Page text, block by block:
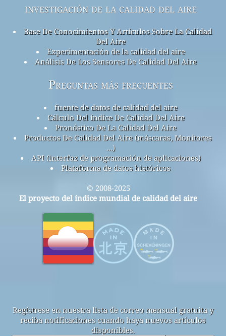
investigación de la calidad del aire
Base De Conocimientos Y Artículos Sobre La Calidad
Del Aire
Experimentación de la calidad del aire
Análisis De Los Sensores De Calidad Del Aire
Preguntas más frecuentes
fuente de datos de calidad del aire
Cálculo Del índice De Calidad Del Aire
Pronóstico De La Calidad Del Aire
Productos De Calidad Del Aire (máscaras, Monitores
...)
API (interfaz de programación de aplicaciones)
Plataforma de datos históricos
© 2008-2025
El proyecto del índice mundial de calidad del aire
Regístrese en nuestra lista de correo mensual gratuita y
reciba notificaciones cuando haya nuevos artículos
disponibles.